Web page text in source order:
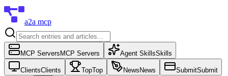
a2a mcp
MCP Servers MCP Servers Agent SkillsSkills
ClientsClients TopTop News News SubmitSubmit